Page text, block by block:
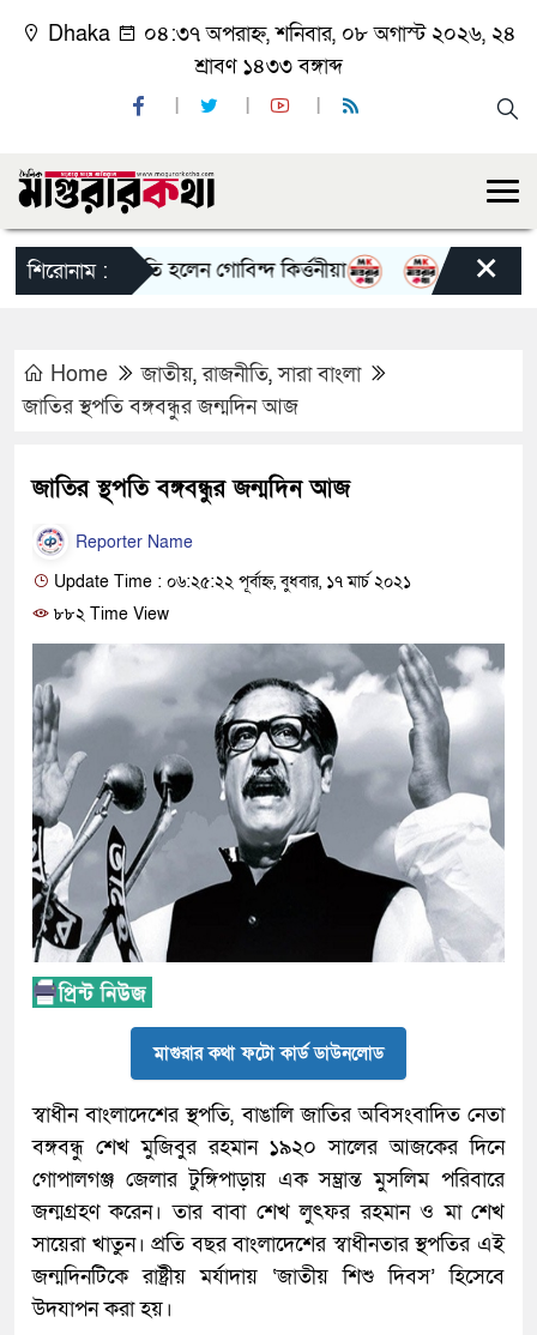
Dhaka
০৪:৩৭ অপরাহ্ন, শনিবার, ০৮ অগাস্ট ২০২৬, ২৪
শ্রাবণ ১৪৩৩ বঙ্গাব্দ
শিরোনাম :
সভাপতি হলেন গোবিন্দ কির্ত্তনীয়া জুলাই ×
Home জাতীয়,রাজনীতি,সারা বাংলা
জাতির স্থপতি বঙ্গবন্ধুর জন্মদিন আজ
জাতির স্থপতি বঙ্গবন্ধুর জন্মদিন আজ
Reporter Name
Update Time : ০৬:২৫:২২ পূর্বাহ্ন, বুধবার, ১৭ মার্চ ২০২১
৮৮২ Time View
মাগুরার কথা ফটো কার্ড ডাউনলোড
স্বাধীন বাংলাদেশের স্থপতি, বাঙালি জাতির অবিসংবাদিত নেতা
বঙ্গবন্ধু শেখ মুজিবুর রহমান ১৯২০ সালের আজকের দিনে
গোপালগঞ্জ জেলার টুঙ্গিপাড়ায় এক সম্ভ্রান্ত মুসলিম পরিবারে
জন্মগ্রহণ করেন। তার বাবা শেখ লুৎফর রহমান ও মা শেখ
সায়েরা খাতুন। প্রতি বছর বাংলাদেশের স্বাধীনতার স্থপতির এই
জন্মদিনটিকে রাষ্ট্রীয় মর্যাদায় ‘জাতীয় শিশু দিবস’ হিসেবে
উদযাপন করা হয়।